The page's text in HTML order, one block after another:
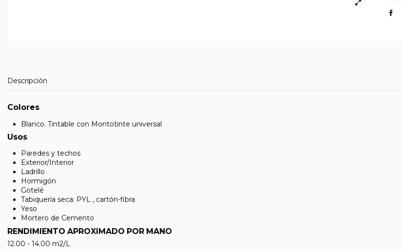
Descripción
Colores
Blanco. Tintable con Montotinte universal
Usos
Paredes y techos
Exterior/Interior
Ladrillo
Hormigón
Gotelé
Tabiquería seca: PYL , cartón-fibra
Yeso
Mortero de Cemento
RENDIMIENTO APROXIMADO POR MANO
12.00 - 14.00 m2/L